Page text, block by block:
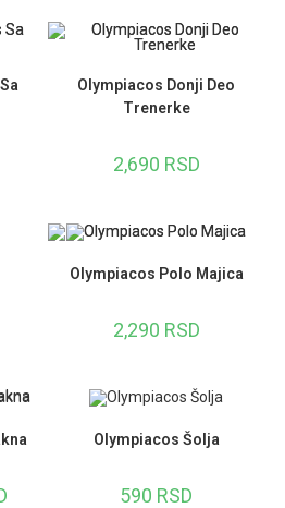
Olympiacos Donji Deo
Trenerke
2,690 RSD
Olympiacos Polo Majica
2,290 RSD
Trenutna
Olympiacos Šolja
590 RSD